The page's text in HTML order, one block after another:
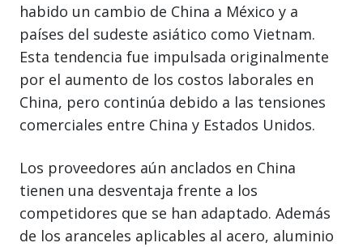
habido un cambio de China a México y a
países del sudeste asiático como Vietnam.
Esta tendencia fue impulsada originalmente
por el aumento de los costos laborales en
China, pero continúa debido a las tensiones
comerciales entre China y Estados Unidos.
Los proveedores aún anclados en China
tienen una desventaja frente a los
competidores que se han adaptado. Además
de los aranceles aplicables al acero, aluminio